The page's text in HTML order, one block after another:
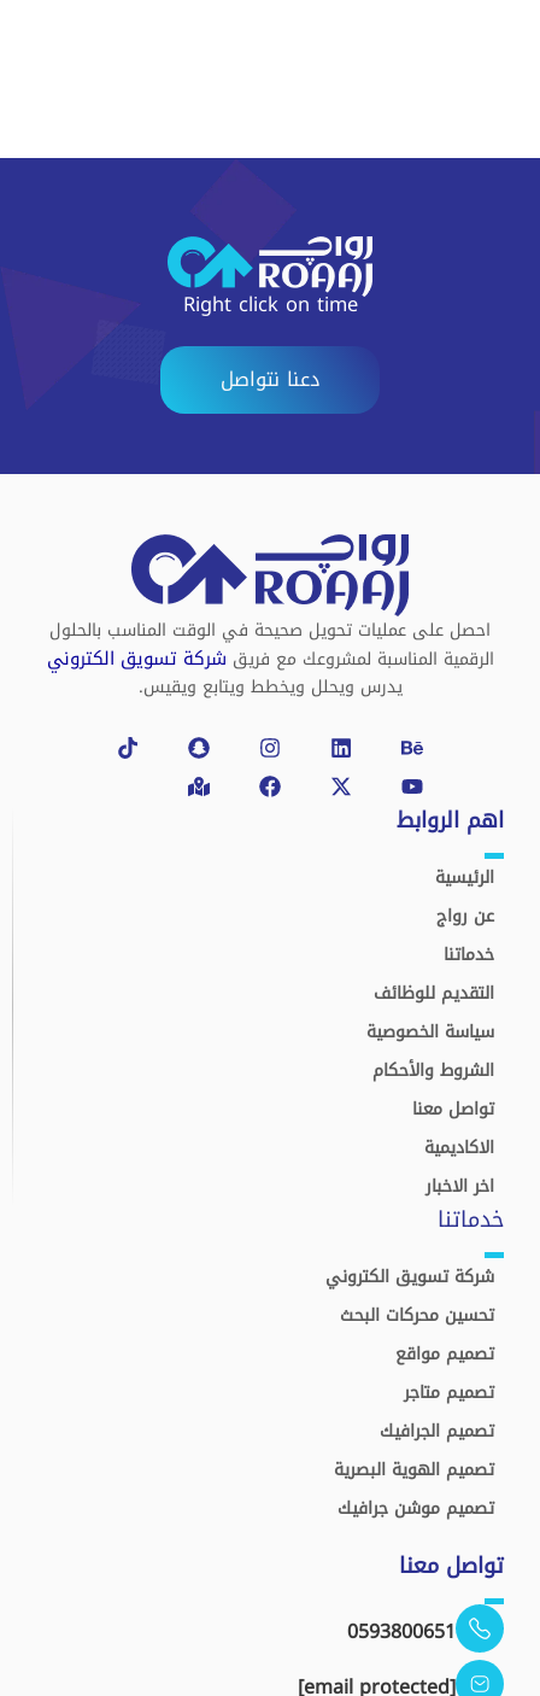
Right click on time
دعنا نتواصل
احصل على عمليات تحويل صحيحة في الوقت المناسب بالحلول
الرقمية المناسبة لمشروعك مع فريق شركة تسويق الكتروني
يدرس ويحلل ويخطط ويتابع ويقيس.
Behance
Linkedin
Instagram
Snapchat
Tiktok Youtube
X-
twitter
Facebook
Map-
marked-
alt
اهم الروابط
الرئيسية
عن رواج
خدماتنا
التقديم للوظائف
سياسة الخصوصية
الشروط والأحكام
تواصل معنا
الاكاديمية
اخر الاخبار
خدماتنا
شركة تسويق الكتروني
تحسين محركات البحث
تصميم مواقع
تصميم متاجر
تصميم الجرافيك
تصميم الهوية البصرية
تصميم موشن جرافيك
تواصل معنا
0593800651
[email protected]